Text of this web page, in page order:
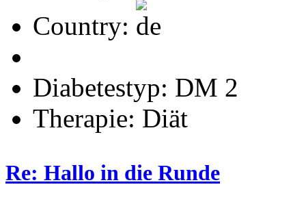
Country:
Diabetestyp: DM 2
Therapie: Diät
Re: Hallo in die Runde